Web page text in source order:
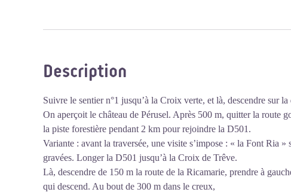
Description
Suivre le sentier n°1 jusqu’à la Croix verte, et là, descendre sur
On aperçoit le château de Pérusel. Après 500 m, quitter la route
la piste forestière pendant 2 km pour rejoindre la D501.
Variante : avant la traversée, une visite s’impose : « la Font Ria
gravées. Longer la D501 jusqu’à la Croix de Trêve.
Là, descendre de 150 m la route de la Ricamarie, prendre à
qui descend. Au bout de 300 m dans le creux,